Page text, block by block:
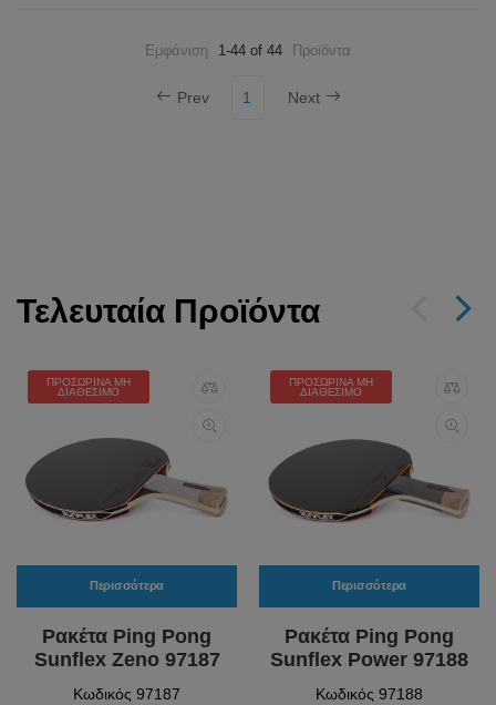
Εμφάνιση 1-44 of 44 Προϊόντα
Prev 1 Next
Τελευταία Προϊόντα
ΠΡΟΣΩΡΙΝΆ ΜΗ
ΔΙΑΘΈΣΙΜΟ
Περισσότερα
Ρακέτα Ping Pong
Sunflex Zeno 97187
Κωδικός 97187
ΠΡΟΣΩΡΙΝΆ ΜΗ
ΔΙΑΘΈΣΙΜΟ
Περισσότερα
Ρακέτα Ping Pong
Sunflex Power 97188
Κωδικός 97188